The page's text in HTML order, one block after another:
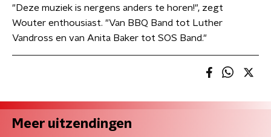
"Deze muziek is nergens anders te horen!", zegt
Wouter enthousiast. "Van BBQ Band tot Luther
Vandross en van Anita Baker tot SOS Band."
Meer uitzendingen